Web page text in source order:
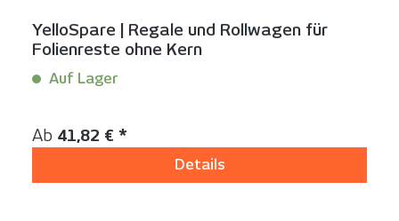
YelloSpare | Regale und Rollwagen für
Folienreste ohne Kern
Auf Lager
Regulärer Preis:
Ab 41,82 € *
Details